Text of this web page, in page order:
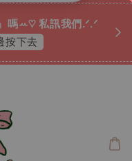
嗎ꕀ♡ 私訊我們.ᐟ.ᐟ
按下去